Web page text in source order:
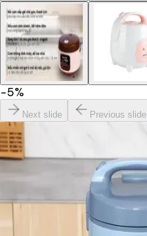
−5%
Next slide Previous slide